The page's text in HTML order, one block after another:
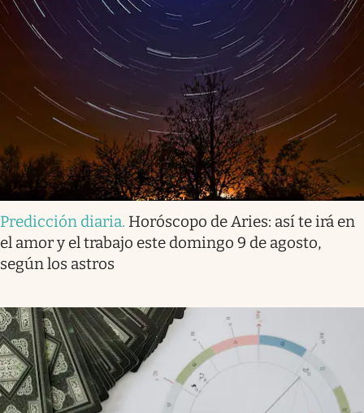
Predicción diaria. Horóscopo de Aries: así te irá en
el amor y el trabajo este domingo 9 de agosto,
según los astros